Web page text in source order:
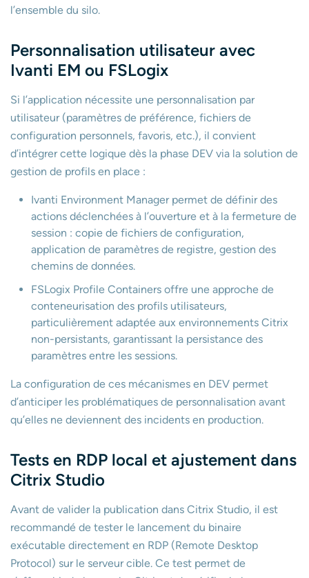
l’ensemble du silo.
Personnalisation utilisateur avec
Ivanti EM ou FSLogix
Si l’application nécessite une personnalisation par
utilisateur (paramètres de préférence, fichiers de
configuration personnels, favoris, etc.), il convient
d’intégrer cette logique dès la phase DEV via la solution de
gestion de profils en place :
Ivanti Environment Manager permet de définir des
actions déclenchées à l’ouverture et à la fermeture de
session : copie de fichiers de configuration,
application de paramètres de registre, gestion des
chemins de données.
FSLogix Profile Containers offre une approche de
conteneurisation des profils utilisateurs,
particulièrement adaptée aux environnements Citrix
non-persistants, garantissant la persistance des
paramètres entre les sessions.
La configuration de ces mécanismes en DEV permet
d’anticiper les problématiques de personnalisation avant
qu’elles ne deviennent des incidents en production.
Tests en RDP local et ajustement dans
Citrix Studio
Avant de valider la publication dans Citrix Studio, il est
recommandé de tester le lancement du binaire
exécutable directement en RDP (Remote Desktop
Protocol) sur le serveur cible. Ce test permet de